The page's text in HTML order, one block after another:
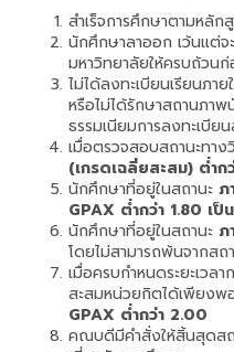
สำเร็จการศึกษาตามหลั
นักศึกษาลาออก เว้นแต่
มหาวิทยาลัยให้ครบถ้วน
ไม่ได้ลงทะเบียนเรียนภา
หรือไม่ได้รักษาสถานภาพ
ธรรมเนียมการลงทะเบีย
เมื่อตรวจสอบสถานะทา
(เกรดเฉลี่ยสะสม) ต่ำก
นักศึกษาที่อยู่ในสถานะ
GPAX ต่ำกว่า 1.80 เ
นักศึกษาที่อยู่ในสถานะ ภ
โดยไม่สามารถพ้นจากสถ
เมื่อครบกำหนดระยะเวล
สะสมหน่วยกิตได้เพียง
GPAX ต่ำกว่า 2.00
คณบดีมีคำสั่งให้สิ้นสุดสถ